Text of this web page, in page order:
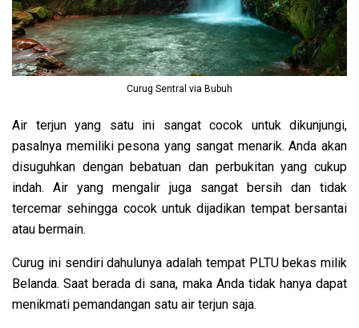
Curug Sentral via Bubuh
Air terjun yang satu ini sangat cocok untuk dikunjungi,
pasalnya memiliki pesona yang sangat menarik. Anda akan
disuguhkan dengan bebatuan dan perbukitan yang cukup
indah. Air yang mengalir juga sangat bersih dan tidak
tercemar sehingga cocok untuk dijadikan tempat bersantai
atau bermain.
Curug ini sendiri dahulunya adalah tempat PLTU bekas milik
Belanda. Saat berada di sana, maka Anda tidak hanya dapat
menikmati pemandangan satu air terjun saja.